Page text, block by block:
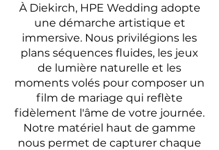
À Diekirch, HPE Wedding adopte
une démarche artistique et
immersive. Nous privilégions les
plans séquences fluides, les jeux
de lumière naturelle et les
moments volés pour composer un
film de mariage qui reflète
fidèlement l'âme de votre journée.
Notre matériel haut de gamme
nous permet de capturer chaque